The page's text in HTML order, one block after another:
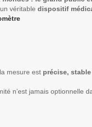
véritable dispositif
mesure est précise,
n’est jamais optionnelle